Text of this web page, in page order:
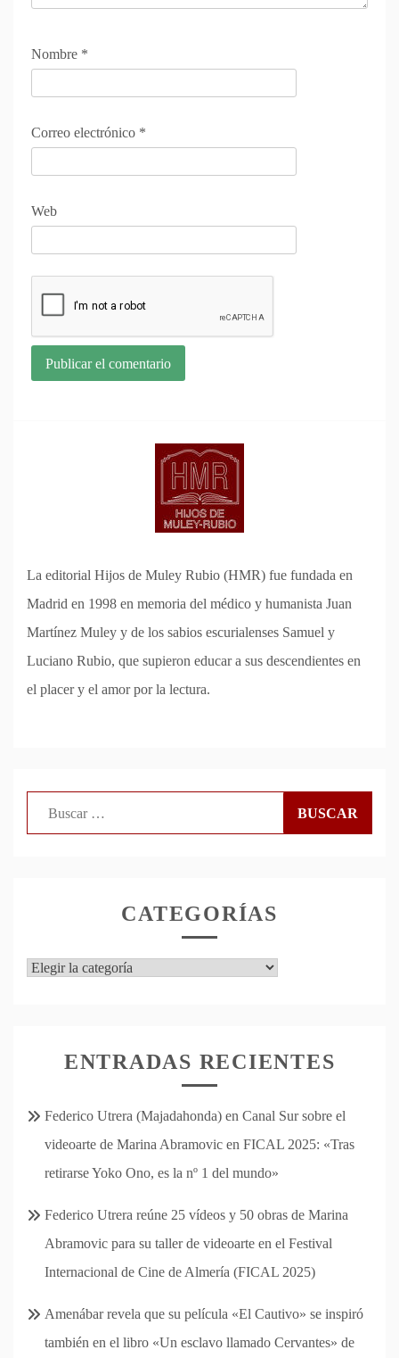
Nombre *
Correo electrónico *
Web
La editorial Hijos de Muley Rubio (HMR) fue fundada en
Madrid en 1998 en memoria del médico y humanista Juan
Martínez Muley y de los sabios escurialenses Samuel y
Luciano Rubio, que supieron educar a sus descendientes en
el placer y el amor por la lectura.
CATEGORÍAS
Categorías
ENTRADAS RECIENTES
Federico Utrera (Majadahonda) en Canal Sur sobre el
videoarte de Marina Abramovic en FICAL 2025: «Tras
retirarse Yoko Ono, es la nº 1 del mundo»
Federico Utrera reúne 25 vídeos y 50 obras de Marina
Abramovic para su taller de videoarte en el Festival
Internacional de Cine de Almería (FICAL 2025)
Amenábar revela que su película «El Cautivo» se inspiró
también en el libro «Un esclavo llamado Cervantes» de